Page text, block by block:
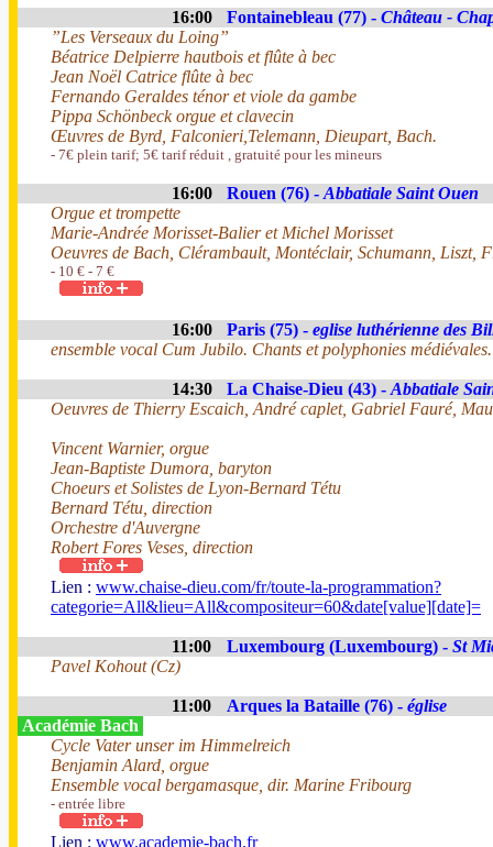
16:00 Fontainebleau (77) - Château -
”Les Verseaux du Loing”
Béatrice Delpierre hautbois et flûte à bec
Jean Noël Catrice flûte à bec
Fernando Geraldes ténor et viole da gambe
Pippa Schönbeck orgue et clavecin
Œuvres de Byrd, Falconieri,Telemann, Dieupart, Bach.
- 7€ plein tarif; 5€ tarif réduit , gratuité pour les mineurs
16:00 Rouen (76) - Abbatiale Saint Ouen
Orgue et trompette
Marie-Andrée Morisset-Balier et Michel Morisset
Oeuvres de Bach, Clérambault, Montéclair, Schumann, Liszt,
- 10 € - 7 €
16:00 Paris (75) - eglise luthérienne des
ensemble vocal Cum Jubilo. Chants et polyphonies médiévales.
14:30 La Chaise-Dieu (43) - Abbatiale
Oeuvres de Thierry Escaich, André caplet, Gabriel Fauré,
Vincent Warnier, orgue
Jean-Baptiste Dumora, baryton
Choeurs et Solistes de Lyon-Bernard Tétu
Bernard Tétu, direction
Orchestre d'Auvergne
Robert Fores Veses, direction
Lien : www.chaise-dieu.com/fr/toute-la-programmation?
categorie=All&lieu=All&compositeur=60&date[value][date]=
11:00 Luxembourg (Luxembourg) - St
Pavel Kohout (Cz)
11:00 Arques la Bataille (76) - église
Académie Bach
Cycle Vater unser im Himmelreich
Benjamin Alard, orgue
Ensemble vocal bergamasque, dir. Marine Fribourg
- entrée libre
Lien : www.academie-bach.fr